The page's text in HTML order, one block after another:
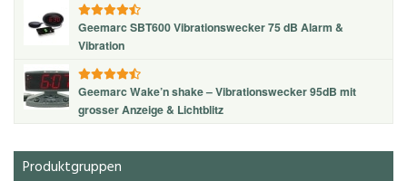
Geemarc SBT600 Vibrationswecker 75 dB Alarm &
Vibration
Geemarc Wake’n shake – Vibrationswecker 95dB mit
grosser Anzeige & Lichtblitz
Produktgruppen